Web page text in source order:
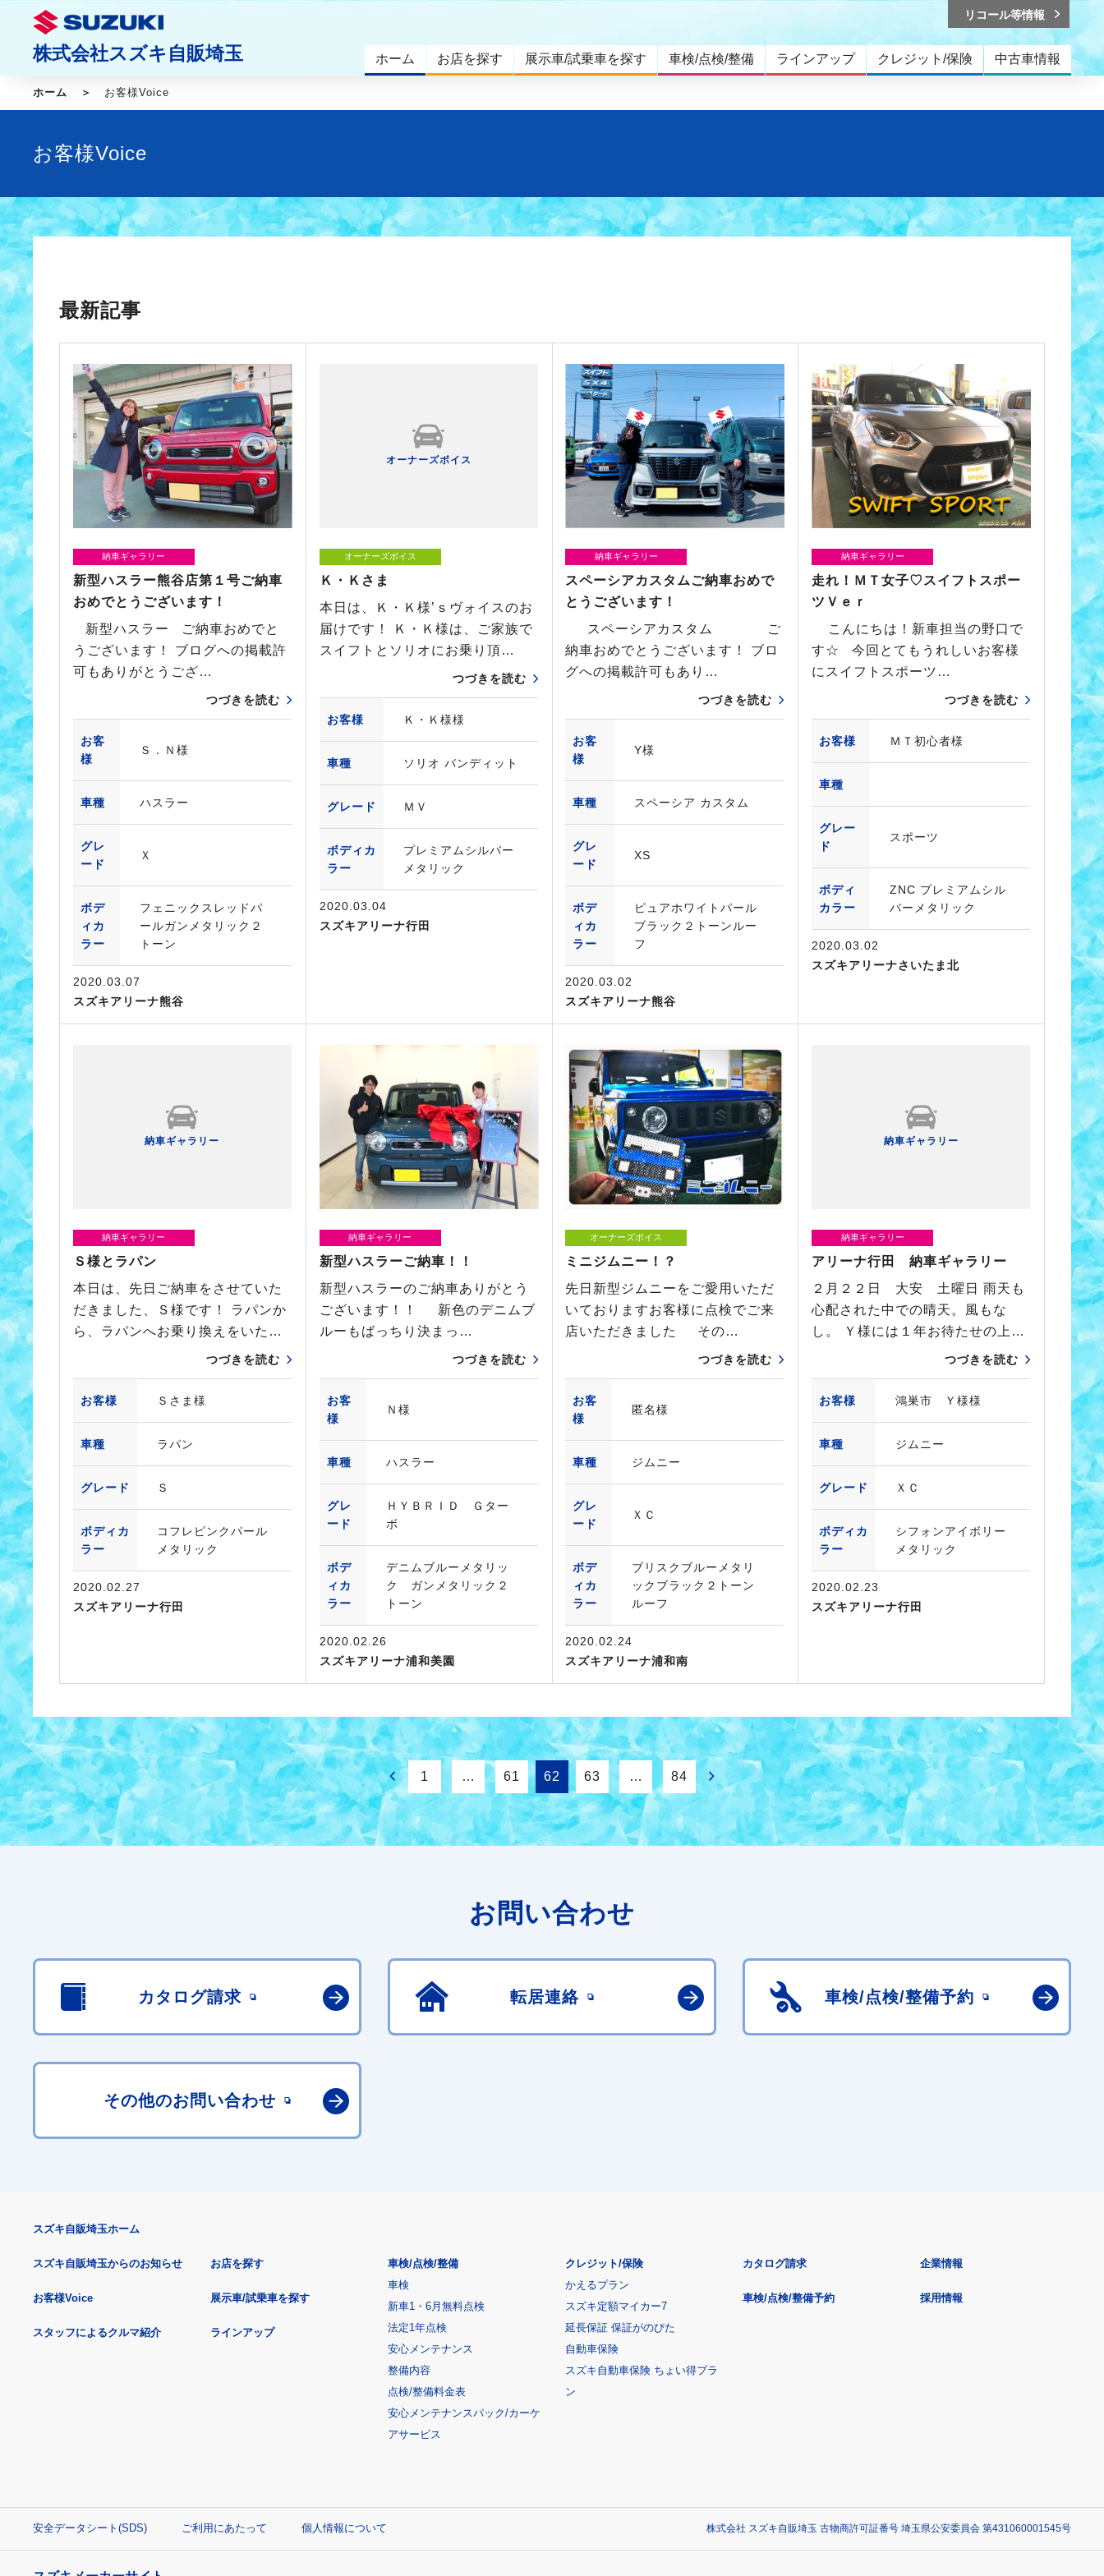
株式会社スズキ自販埼玉 ホーム お店を探す 展示車/試乗車を探す 車検/点検/整備 ラインアップ クレジット/保険 中古車情報
リコール等情報
ホーム お客様Voice
お客様Voice
最新記事
納車ギャラリー
新型ハスラー熊谷店第１号ご納車
おめでとうございます！
新型ハスラー ご納車おめでと
うございます！ ブログへの掲載許
可もありがとうござ…
つづきを読む
お客
様
Ｓ．Ｎ様
車種 ハスラー
グレ
ード
Ｘ
ボデ
ィカ
ラー
フェニックスレッドパ
ールガンメタリック２
トーン
2020.03.07
スズキアリーナ熊谷
オーナーズボイス
オーナーズボイス
Ｋ・Ｋさま
本日は、Ｋ・Ｋ様’ｓヴォイスのお
届けです！ Ｋ・Ｋ様は、ご家族で
スイフトとソリオにお乗り頂…
つづきを読む
お客様 Ｋ・Ｋ様様
車種 ソリオ バンディット
グレード ＭＶ
ボディカ
ラー
プレミアムシルバー
メタリック
2020.03.04
スズキアリーナ行田
納車ギャラリー
スペーシアカスタムご納車おめで
とうございます！
スペーシアカスタム ご
納車おめでとうございます！ ブロ
グへの掲載許可もあり…
つづきを読む
お客
様
Y様
車種 スペーシア カスタム
グレ
ード
XS
ボデ
ィカ
ラー
ピュアホワイトパール
ブラック２トーンルー
フ
2020.03.02
スズキアリーナ熊谷
納車ギャラリー
走れ！ＭＴ女子♡スイフトスポー
ツＶｅｒ
こんにちは！新車担当の野口で
す☆ 今回とてもうれしいお客様
にスイフトスポーツ…
つづきを読む
お客様 ＭＴ初心者様
車種
グレー
ド
スポーツ
ボディ
カラー
ZNC プレミアムシル
バーメタリック
2020.03.02
スズキアリーナさいたま北
納車ギャラリー
納車ギャラリー
Ｓ様とラパン
本日は、先日ご納車をさせていた
だきました、Ｓ様です！ ラパンか
ら、ラパンへお乗り換えをいた…
つづきを読む
お客様 Ｓさま様
車種 ラパン
グレード Ｓ
ボディカ
ラー
コフレピンクパール
メタリック
2020.02.27
スズキアリーナ行田
納車ギャラリー
新型ハスラーご納車！！
新型ハスラーのご納車ありがとう
ございます！！ 新色のデニムブ
ルーもばっちり決まっ…
つづきを読む
お客
様
Ｎ様
車種 ハスラー
グレ
ード
ＨＹＢＲＩＤ Ｇター
ボ
ボデ
ィカ
ラー
デニムブルーメタリッ
ク ガンメタリック２
トーン
2020.02.26
スズキアリーナ浦和美園
オーナーズボイス
ミニジムニー！？
先日新型ジムニーをご愛用いただ
いておりますお客様に点検でご来
店いただきました その…
つづきを読む
お客
様
匿名様
車種 ジムニー
グレ
ード
ＸＣ
ボデ
ィカ
ラー
ブリスクブルーメタリ
ックブラック２トーン
ルーフ
2020.02.24
スズキアリーナ浦和南
納車ギャラリー
納車ギャラリー
アリーナ行田 納車ギャラリー
２月２２日 大安 土曜日 雨天も
心配された中での晴天。風もな
し。 Ｙ様には１年お待たせの上…
つづきを読む
お客様 鴻巣市 Ｙ様様
車種 ジムニー
グレード ＸＣ
ボディカ
ラー
シフォンアイボリー
メタリック
2020.02.23
スズキアリーナ行田
1 … 61 62 63 … 84
お問い合わせ
カタログ請求 転居連絡 車検/点検/整備予約
その他のお問い合わせ
スズキ自販埼玉ホーム
スズキ自販埼玉からのお知らせ
お客様Voice
スタッフによるクルマ紹介
お店を探す
展示車/試乗車を探す
ラインアップ
車検/点検/整備
車検
新車1・6月無料点検
法定1年点検
安心メンテナンス
整備内容
点検/整備料金表
安心メンテナンスパック/カーケ
アサービス
クレジット/保険
かえるプラン
スズキ定額マイカー7
延長保証 保証がのびた
自動車保険
スズキ自動車保険 ちょい得プラ
ン
カタログ請求
車検/点検/整備予約
企業情報
採用情報
安全データシート(SDS) ご利用にあたって 個人情報について 株式会社 スズキ自販埼玉 古物商許可証番号 埼玉県公安委員会 第431060001545号